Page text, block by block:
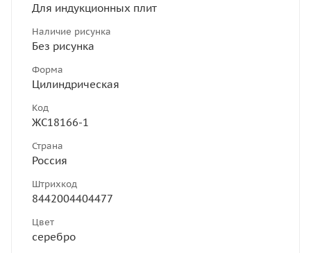
Для индукционных плит
Наличие рисунка
Без рисунка
Форма
Цилиндрическая
Код
ЖС18166-1
Страна
Россия
Штрихкод
8442004404477
Цвет
серебро